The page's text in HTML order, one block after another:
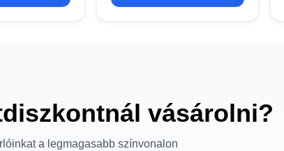
vásárolni?
a legmagasabb színvonalon